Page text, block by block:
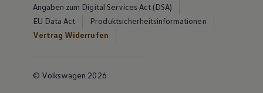
Angaben zum Digital Services Act (DSA)
EU Data Act
Produktsicherheitsinformationen
Vertrag Widerrufen
© Volkswagen 2026